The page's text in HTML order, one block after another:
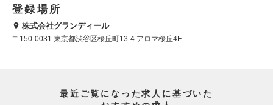
登録場所
株式会社グランディール
〒150-0031 東京都渋谷区桜丘町13-4 アロマ桜丘4F
最近ご覧になった求人に基づいた